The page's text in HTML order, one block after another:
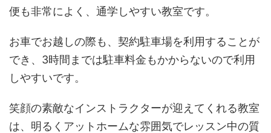
便も非常によく、通学しやすい教室です。
お車でお越しの際も、契約駐車場を利用することが
でき、3時間までは駐車料金もかからないので利用
しやすいです。
笑顔の素敵なインストラクターが迎えてくれる教室
は、明るくアットホームな雰囲気でレッスン中の質